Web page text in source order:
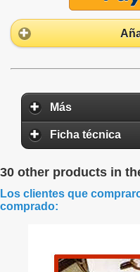
Más
Ficha técnica
30 other products in
Los clientes que
comprado: